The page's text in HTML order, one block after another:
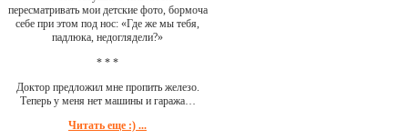
пересматривать мои детские фото, бормоча
себе при этом под нос: «Где же мы тебя,
падлюка, недоглядели?»
* * *
Доктор предложил мне пропить железо.
Теперь у меня нет машины и гаража…
Читать еще :) ...